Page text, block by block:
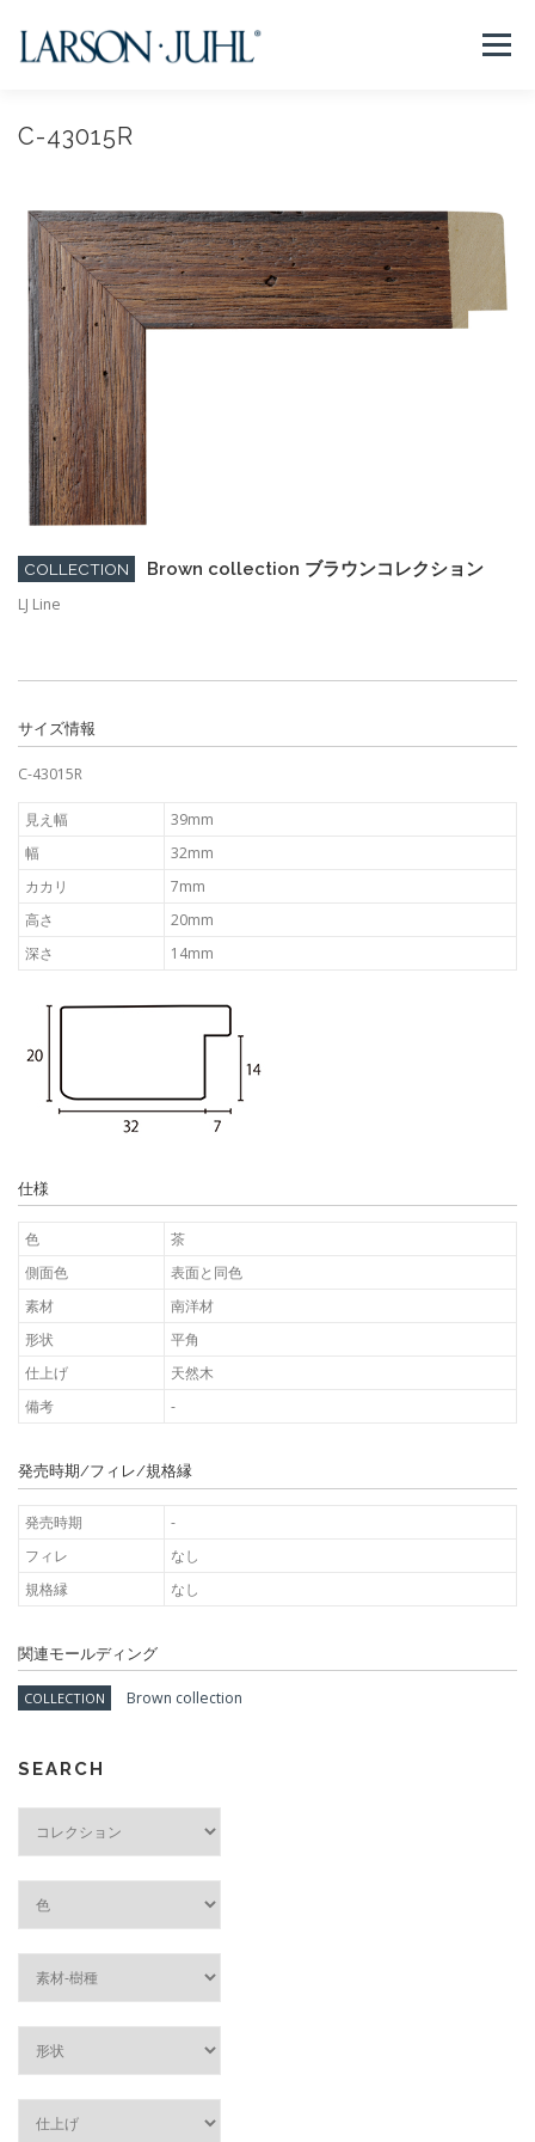
メニュー
NEWS
取扱店リスト お問い合わせ 法人のお客様
EN/CN
C-43015R
COLLECTION
Brown collection ブラウンコレクション
LJ Line
サイズ情報
C-43015R
見え幅
39mm
幅
32mm
カカリ
7mm
高さ
20mm
深さ
14mm
仕様
色
茶
側面色
表面と同色
素材
南洋材
形状
平角
仕上げ
天然木
備考
-
発売時期/フィレ/規格縁
発売時期
-
フィレ
なし
規格縁
なし
関連モールディング
COLLECTION Brown collection
SEARCH